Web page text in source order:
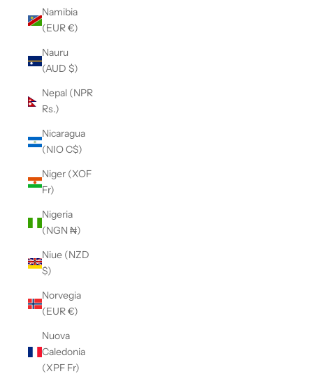
Namibia
(EUR €)
Nauru
(AUD $)
Nepal (NPR
Rs.)
Nicaragua
(NIO C$)
Niger (XOF
Fr)
Nigeria
(NGN ₦)
Niue (NZD
$)
Norvegia
(EUR €)
Nuova
Caledonia
(XPF Fr)